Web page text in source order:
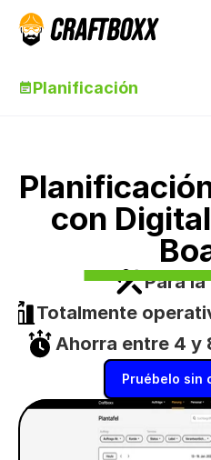
Planificación
con
Para
Totalmente
Ahorra entre 4 y
Pruébelo sin